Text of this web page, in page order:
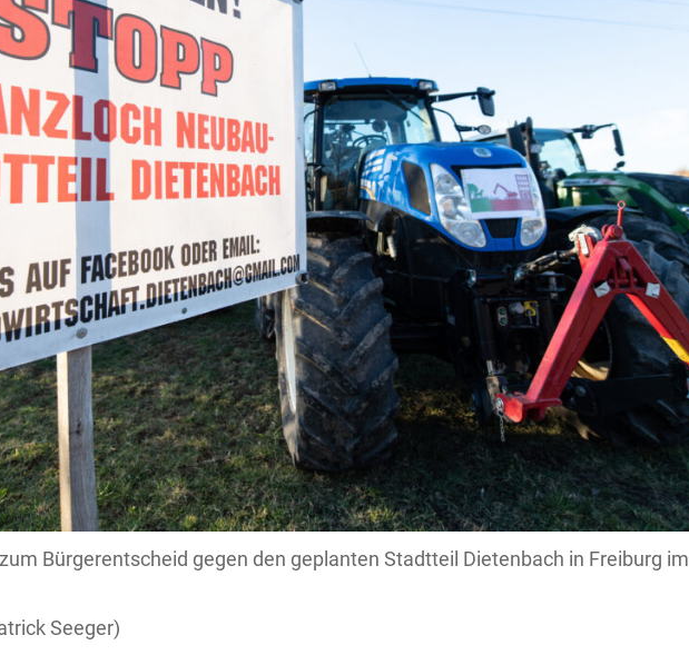
Bürgerentscheid gegen den geplanten Stadtteil Dietenbach in Freiburg im
Seeger)